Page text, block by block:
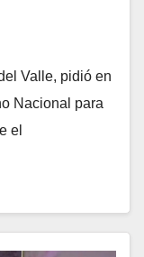
Valle, pidió en
Nacional para
el